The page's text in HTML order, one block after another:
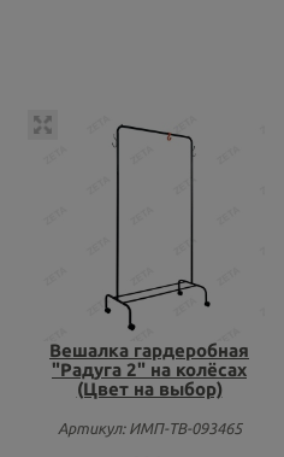
Вешалка гардеробная
"Радуга 2" на колёсах
(Цвет на выбор)
Артикул: ИМП-ТВ-093465